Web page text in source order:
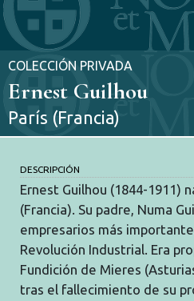
COLECCIÓN PRIVADA
Ernest Guilhou
París (Francia)
DESCRIPCIÓN
Ernest Guilhou (1844-1911)
(Francia). Su padre, Numa
empresarios más
Revolución Industrial. Era
Fundición de Mieres
tras el fallecimiento de su